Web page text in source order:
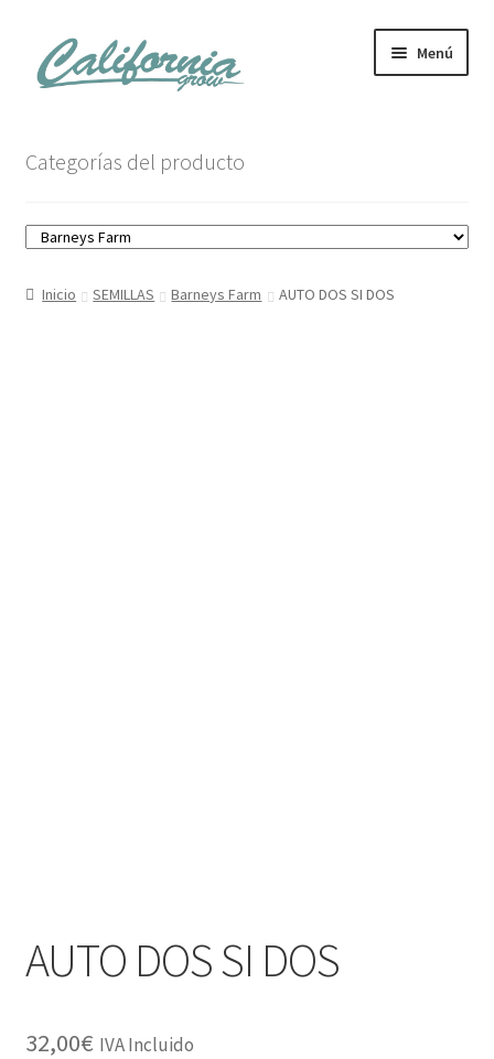
al
contenido
Menú
Carrito
Mi cuenta
Categorías del producto
Inicio SEMILLAS Barneys Farm AUTO DOS SI DOS
AUTO DOS SI DOS
32,00€ IVA Incluido